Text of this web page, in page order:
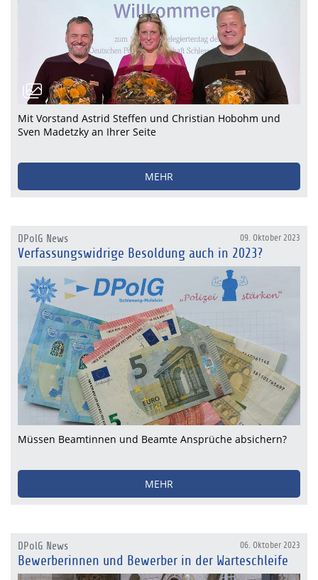
Mit Vorstand Astrid Steffen und Christian Hobohm und
Sven Madetzky an Ihrer Seite
MEHR
09. Oktober 2023
DPolG News
Verfassungswidrige Besoldung auch in 2023?
Müssen Beamtinnen und Beamte Ansprüche absichern?
MEHR
06. Oktober 2023
DPolG News
Bewerberinnen und Bewerber in der Warteschleife